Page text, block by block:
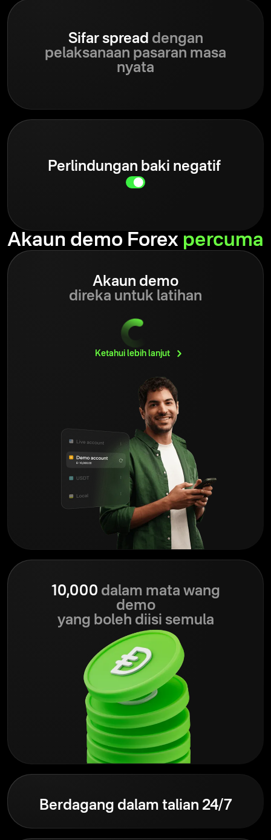
Sifar spread dengan
pelaksanaan pasaran masa
nyata
Perlindungan baki negatif
Akaun demo Forex percuma
Akaun demo
direka untuk latihan
Ketahui lebih lanjut
10,000 dalam mata wang
demo
yang boleh diisi semula
Berdagang dalam talian 24/7